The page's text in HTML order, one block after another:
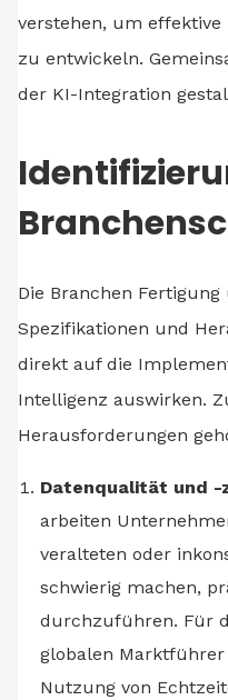
verstehen, um
zu entwickeln.
der KI-Integration
Die Branchen
Spezifikationen und
direkt auf die
Intelligenz auswirken.
Herausforderungen
Datenqualität und -
arbeiten
veralteten oder
schwierig machen,
durchzuführen. Für
globalen
Nutzung von